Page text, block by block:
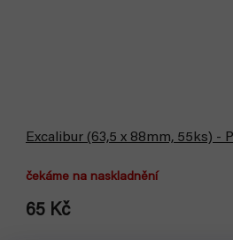
Excalibur (63,5 x 88mm, 55ks) -
čekáme na naskladnění
65 Kč